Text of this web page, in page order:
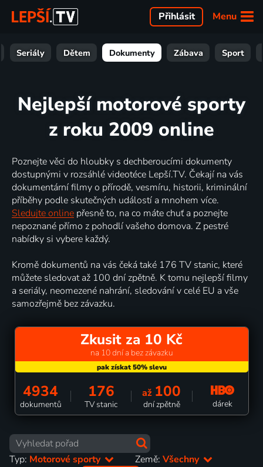
Menu
Přihlásit
Seriály Dětem Dokumenty Zábava Sport
Nejlepší motorové sporty
z roku 2009 online
Poznejte věci do hloubky s dechberoucími dokumenty
dostupnými v rozsáhlé videotéce Lepší.TV. Čekají na vás
dokumentární filmy o přírodě, vesmíru, historii, kriminální
příběhy podle skutečných událostí a mnohem více.
Sledujte online přesně to, na co máte chuť a poznejte
nepoznané přímo z pohodlí vašeho domova. Z pestré
nabídky si vybere každý.
Kromě dokumentů na vás čeká také 176 TV stanic, které
můžete sledovat až 100 dní zpětně. K tomu nejlepší filmy
a seriály, neomezené nahrání, sledování v celé EU a vše
samozřejmě bez závazku.
Zkusit za 10 Kč
na 10 dní a bez závazku
4934
dokumentů
176
TV stanic
až 100
dní zpětně dárek
Typ: Motorové sporty Země:Všechny